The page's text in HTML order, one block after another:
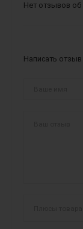
Нет отзывов об
Написать отзыв